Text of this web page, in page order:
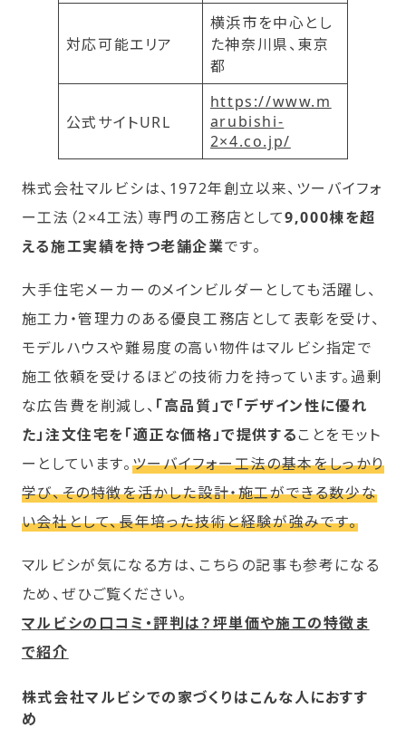
対応可能エリア
横浜市を中心とし
た神奈川県、東京
都
公式サイトURL
https://www.m
arubishi-
2×4.co.jp/
株式会社マルビシは、1972年創立以来、ツーバイフォ
ー工法（2×4工法）専門の工務店として9,000棟を超
える施工実績を持つ老舗企業です。
大手住宅メーカーのメインビルダーとしても活躍し、
施工力・管理力のある優良工務店として表彰を受け、
モデルハウスや難易度の高い物件はマルビシ指定で
施工依頼を受けるほどの技術力を持っています。過剰
な広告費を削減し、 「高品質」で「デザイン性に優れ
た」注文住宅を「適正な価格」で提供することをモット
ーとしています。ツーバイフォー工法の基本をしっかり
学び、その特徴を活かした設計・施工ができる数少な
い会社として、長年培った技術と経験が強みです。
マルビシが気になる方は、こちらの記事も参考になる
ため、ぜひご覧ください。
マルビシの口コミ・評判は？坪単価や施工の特徴ま
で紹介
株式会社マルビシでの家づくりはこんな人におすす
め